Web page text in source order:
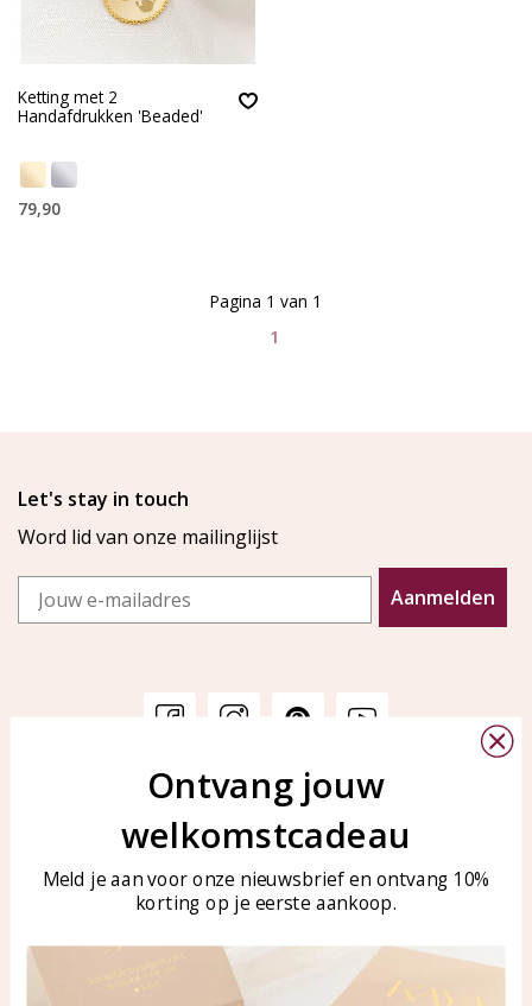
Ketting met 2
Handafdrukken 'Beaded'
79,90
1
Pagina 1 van 1
Let's stay in touch
Word lid van onze mailinglijst
Email
Aanmelden
Veelgestelde vragen
Sieraden onderhouden
KAYA Sieraden
Bellen of WhatsApp Ma-Vr
tussen 09:00-17:00
Tel: 0850003187
WhatsApp: 0850003187
klantenservice@kayasierade
Ontvang jouw
welkomstcadeau
Meld je aan voor onze nieuwsbrief en ontvang 10%
korting op je eerste aankoop.